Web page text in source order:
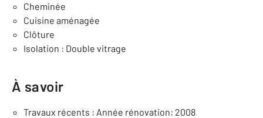
Cheminée
Cuisine aménagée
Clôture
Isolation : Double vitrage
À savoir
Travaux récents : Année rénovation: 2008